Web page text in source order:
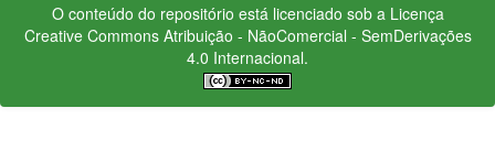
O conteúdo do repositório está licenciado sob a Licença
Creative CommonsAtribuição - NãoComercial - SemDerivações
4.0 Internacional.